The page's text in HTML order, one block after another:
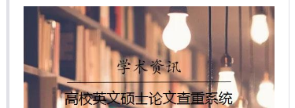
本科论文
硕士论文